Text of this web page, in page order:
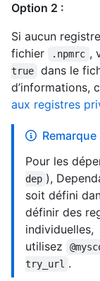
Option 2 :
Si aucun
fichier
.npmrc ,
true
dans le
d’informations,
aux registres
Remarque
Pour les
dep ),
soit défini
définir des
individuelles,
utilisez
try_url .